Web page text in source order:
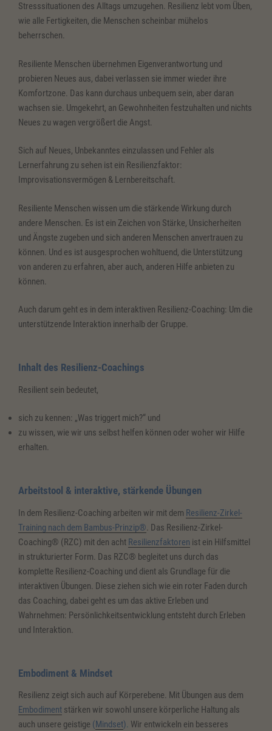
Stresssituationen des Alltags umzugehen. Resilienz lebt vom Üben,
wie alle Fertigkeiten, die Menschen scheinbar mühelos
beherrschen.
Resiliente Menschen übernehmen Eigenverantwortung und
probieren Neues aus, dabei verlassen sie immer wieder ihre
Komfortzone. Das kann durchaus unbequem sein, aber daran
wachsen sie. Umgekehrt, an Gewohnheiten festzuhalten und nichts
Neues zu wagen vergrößert die Angst.
Sich auf Neues, Unbekanntes einzulassen und Fehler als
Lernerfahrung zu sehen ist ein Resilienzfaktor:
Improvisationsvermögen & Lernbereitschaft.
Resiliente Menschen wissen um die stärkende Wirkung durch
andere Menschen. Es ist ein Zeichen von Stärke, Unsicherheiten
und Ängste zugeben und sich anderen Menschen anvertrauen zu
können. Und es ist ausgesprochen wohltuend, die Unterstützung
von anderen zu erfahren, aber auch, anderen Hilfe anbieten zu
können.
Auch darum geht es in dem interaktiven Resilienz-Coaching: Um die
unterstützende Interaktion innerhalb der Gruppe.
Inhalt des Resilienz-Coachings
Resilient sein bedeutet,
sich zu kennen: „Was triggert mich?“ und
zu wissen, wie wir uns selbst helfen können oder woher wir Hilfe
erhalten.
Arbeitstool & interaktive, stärkende Übungen
In dem Resilienz-Coaching arbeiten wir mit dem Resilienz-Zirkel-
Training nach dem Bambus-Prinzip®. Das Resilienz-Zirkel-
Coaching® (RZC) mit den acht Resilienzfaktoren ist ein Hilfsmittel
in strukturierter Form. Das RZC® begleitet uns durch das
komplette Resilienz-Coaching und dient als Grundlage für die
interaktiven Übungen. Diese ziehen sich wie ein roter Faden durch
das Coaching, dabei geht es um das aktive Erleben und
Wahrnehmen: Persönlichkeitsentwicklung entsteht durch Erleben
und Interaktion.
Embodiment & Mindset
Resilienz zeigt sich auch auf Körperebene. Mit Übungen aus dem
Embodiment stärken wir sowohl unsere körperliche Haltung als
auch unsere geistige (Mindset). Wir entwickeln ein besseres